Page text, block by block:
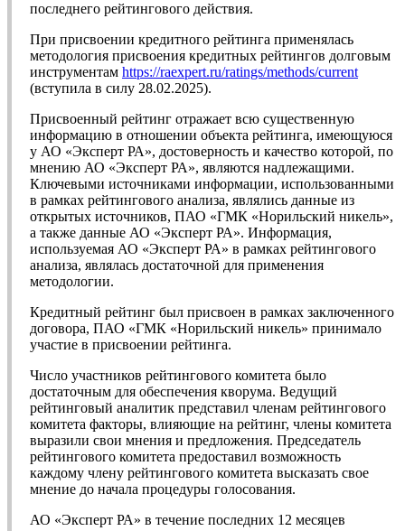
последнего рейтингового действия.
При присвоении кредитного рейтинга применялась
методология присвоения кредитных рейтингов долговым
инструментам https://raexpert.ru/ratings/methods/current
(вступила в силу 28.02.2025).
Присвоенный рейтинг отражает всю существенную
информацию в отношении объекта рейтинга, имеющуюся
у АО «Эксперт РА», достоверность и качество которой, по
мнению АО «Эксперт РА», являются надлежащими.
Ключевыми источниками информации, использованными
в рамках рейтингового анализа, являлись данные из
открытых источников, ПАО «ГМК «Норильский никель»,
а также данные АО «Эксперт РА». Информация,
используемая АО «Эксперт РА» в рамках рейтингового
анализа, являлась достаточной для применения
методологии.
Кредитный рейтинг был присвоен в рамках заключенного
договора, ПАО «ГМК «Норильский никель» принимало
участие в присвоении рейтинга.
Число участников рейтингового комитета было
достаточным для обеспечения кворума. Ведущий
рейтинговый аналитик представил членам рейтингового
комитета факторы, влияющие на рейтинг, члены комитета
выразили свои мнения и предложения. Председатель
рейтингового комитета предоставил возможность
каждому члену рейтингового комитета высказать свое
мнение до начала процедуры голосования.
АО «Эксперт РА» в течение последних 12 месяцев